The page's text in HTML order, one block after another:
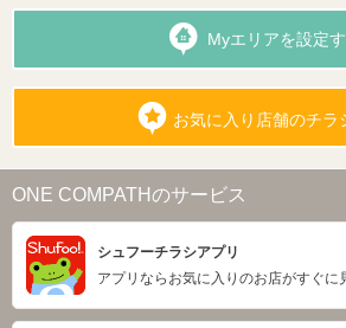
Myエリアを設定
お気に入り店舗のチラ
ONE COMPATHのサービス
シュフーチラシアプリ
アプリならお気に入りのお店がすぐに